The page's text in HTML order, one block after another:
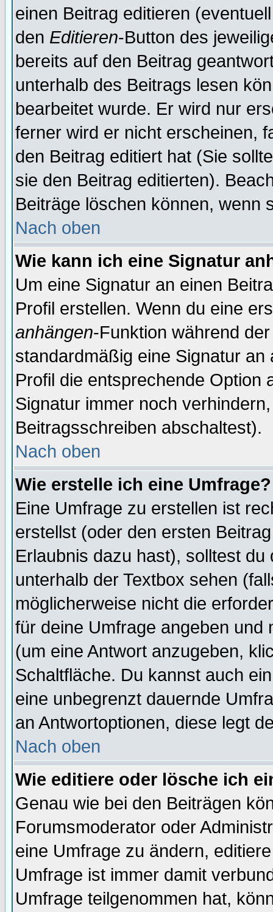
einen Beitrag editieren
den Editieren-Button des
bereits auf den Beitrag
unterhalb des Beitrags lesen
bearbeitet wurde. Er wird nur
ferner wird er nicht erscheinen,
den Beitrag editiert hat (Sie
sie den Beitrag editierten).
Beiträge löschen können, wenn
Nach oben
Wie kann ich eine Signatur
Um eine Signatur an einen
Profil erstellen. Wenn du eine
anhängen-Funktion während
standardmäßig eine Signatur
Profil die entsprechende Option
Signatur immer noch
Beitragsschreiben abschaltest).
Nach oben
Wie erstelle ich eine Umfrage?
Eine Umfrage zu erstellen ist
erstellst (oder den ersten
Erlaubnis dazu hast), solltest
unterhalb der Textbox sehen
möglicherweise nicht die
für deine Umfrage angeben und
(um eine Antwort anzugeben,
Schaltfläche. Du kannst auch
eine unbegrenzt dauernde
an Antwortoptionen, diese legt
Nach oben
Wie editiere oder lösche ich
Genau wie bei den Beiträgen
Forumsmoderator oder
eine Umfrage zu ändern,
Umfrage ist immer damit
Umfrage teilgenommen hat,